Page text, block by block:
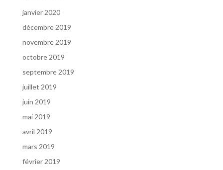
janvier 2020
décembre 2019
novembre 2019
octobre 2019
septembre 2019
juillet 2019
juin 2019
mai 2019
avril 2019
mars 2019
février 2019